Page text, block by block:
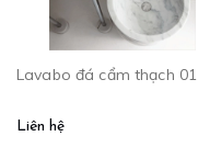
Lavabo đá cẩm thạch
Liên hệ